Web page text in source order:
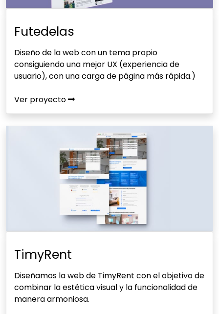
Futedelas
Diseño de la web con un tema propio
consiguiendo una mejor UX (experiencia de
usuario), con una carga de página más rápida.)
Ver proyecto
TimyRent
Diseñamos la web de TimyRent con el objetivo de
combinar la estética visual y la funcionalidad de
manera armoniosa.